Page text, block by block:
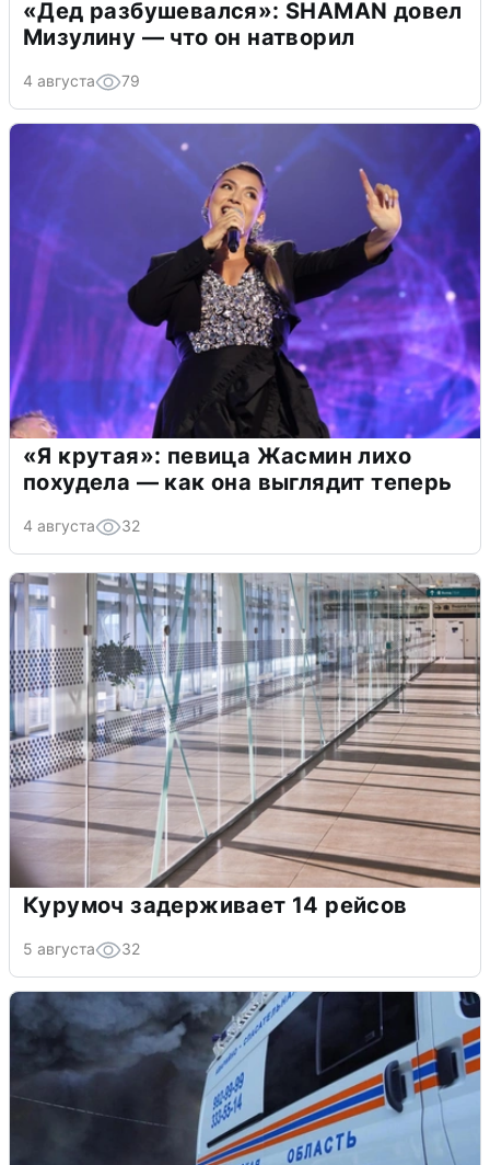
«Дед разбушевался»: SHAMAN довел
Мизулину — что он натворил
4 августа 79
«Я крутая»: певица Жасмин лихо
похудела — как она выглядит теперь
4 августа 32
Курумоч задерживает 14 рейсов
5 августа 32